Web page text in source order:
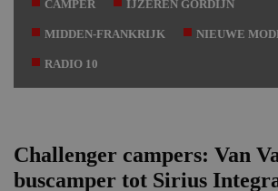
CAMPER IJZEREN GORDIJN
MIDDEN-FRANKRIJK NIEUWE
RADIO 10
Challenger campers: Van
buscamper tot Sirius